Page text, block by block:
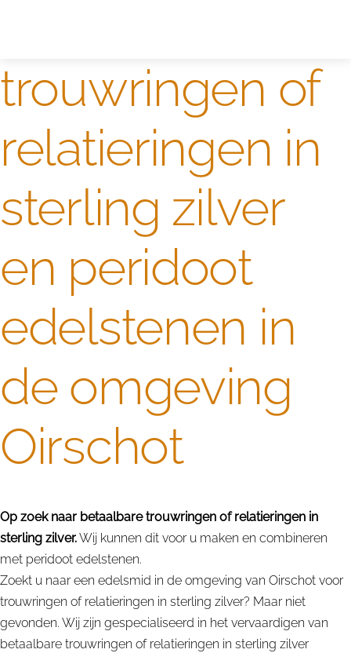
trouwringen of
relatieringen in
sterling zilver
en peridoot
edelstenen in
de omgeving
Oirschot
Op zoek naar betaalbare trouwringen of relatieringen in
sterling zilver.Wij kunnen dit voor u maken en combineren
met peridoot edelstenen.
Zoekt u naar een edelsmid in de omgeving van Oirschot voor
trouwringen of relatieringen in sterling zilver? Maar niet
gevonden. Wij zijn gespecialiseerd in het vervaardigen van
betaalbare trouwringen of relatieringen in sterling zilver